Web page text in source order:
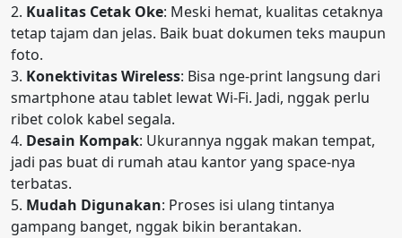
2. Kualitas Cetak Oke: Meski hemat, kualitas cetaknya
tetap tajam dan jelas. Baik buat dokumen teks maupun
foto.
3. Konektivitas Wireless: Bisa nge-print langsung dari
smartphone atau tablet lewat Wi-Fi. Jadi, nggak perlu
ribet colok kabel segala.
4. Desain Kompak: Ukurannya nggak makan tempat,
jadi pas buat di rumah atau kantor yang space-nya
terbatas.
5. Mudah Digunakan: Proses isi ulang tintanya
gampang banget, nggak bikin berantakan.